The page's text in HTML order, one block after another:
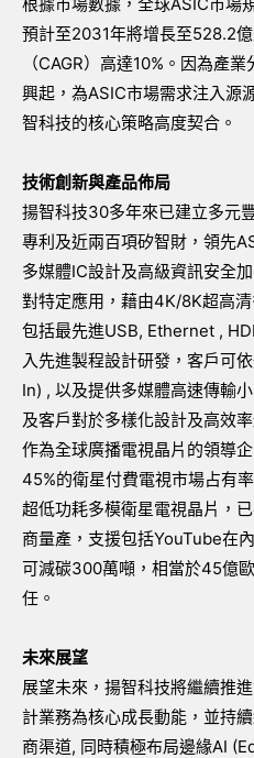
預計至2031年將增長至528.2
（CAGR）高達10%。因為產
興起，為ASIC市場需求注入源
智科技的核心策略高度契合。
技術創新與產品佈局
揚智科技30多年來已建立多元
專利及近兩百項矽智財，領先
多媒體IC設計及高級資訊安全
對特定應用，藉由4K/8K超高清
包括最先進USB, Ethernet ,
入先進製程設計研發，客戶可
In) , 以及提供多媒體高速傳輸
及客戶對於多樣化設計及高效
作為全球廣播電視晶片的領導
45%的衛星付費電視市場占有
超低功耗多模衛星電視晶片，
商量產，支援包括YouTube在
可減碳300萬噸，相當於45億
任。
未來展望
展望未來，揚智科技將繼續推
計業務為核心成長動能，並持
商渠道, 同時積極布局邊緣AI